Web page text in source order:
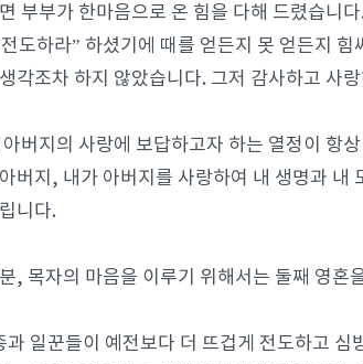
부부가 한마음으로 온 힘을 다해 드렸습니
도하라” 하셨기에 때를 얻든지 못 얻든지
각조차 하지 않았습니다. 그저 감사하고 사
버지의 사랑에 보답하고자 하는 열정이 항
버지, 내가 아버지를 사랑하여 내 생명과 내
니다.
, 목자의 마음을 이루기 위해서는 둘째 영혼
과 일꾼들이 예전보다 더 뜨겁게 전도하고